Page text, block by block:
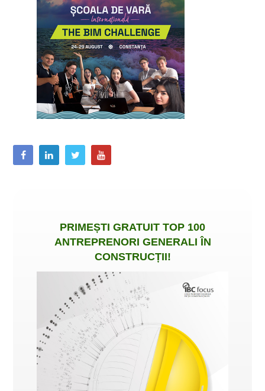
PRIMEȘTI GRATUIT TOP 100
ANTREPRENORI GENERALI ÎN
CONSTRUCȚII!